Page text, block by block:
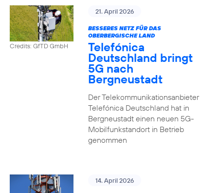
Credits: GfTD GmbH
21. April 2026
BESSERES NETZ FÜR DAS
OBERBERGISCHE LAND
Telefónica
Deutschland bringt
5G nach
Bergneustadt
Der Telekommunikationsanbieter
Telefónica Deutschland hat in
Bergneustadt einen neuen 5G-
Mobilfunkstandort in Betrieb
genommen
14. April 2026